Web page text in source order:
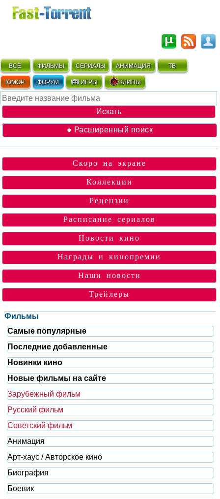
ВСЁ ФИЛЬМЫ СЕРИАЛЫ АНИМАЦИЯ ТВ
ЮМОР ФОРУМ ИГРЫ КЛИПЫ
● Расширенный поиск
Скоро на экране
Коллекции
Рецензии
Расписание сериалов
Новости кино
Награды и кинопремии
Наши новости
Трейлеры
Фильмы
Самые популярные
Последние добавленные
Новинки кино
Новые фильмы на сайте
Зарубежный фильм
Русский фильм
Советский фильм
Анимация
Арт-хаус / Авторское кино
Биография
Боевик